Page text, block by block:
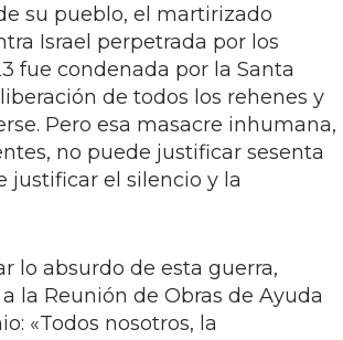
su pueblo, el martirizado
Israel perpetrada por los
fue condenada por la Santa
de todos los rehenes y
Pero esa masacre inhumana,
no puede justificar sesenta
justificar el silencio y la
lo absurdo de esta guerra,
la Reunión de Obras de Ayuda
«Todos nosotros, la